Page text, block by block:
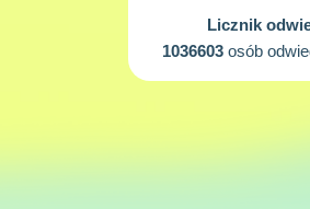
Licznik
1036603osób